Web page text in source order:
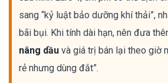
sang “kỷ luật bảo dưỡng khí thải”,
bãi bụi. Khi tính dài hạn, nên đưa
nâng dầu và giá trị bán lại theo giờ
rẻ nhưng dùng đắt”.